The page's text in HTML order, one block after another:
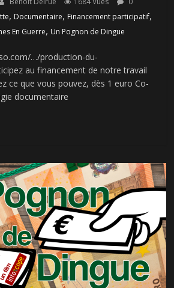
, Documentaire, Financement participatif,
En Guerre, Un Pognon de Dingue
…/production-du-
au financement de notre travail
ce que vous pouvez, dès 1 euro Co-
documentaire